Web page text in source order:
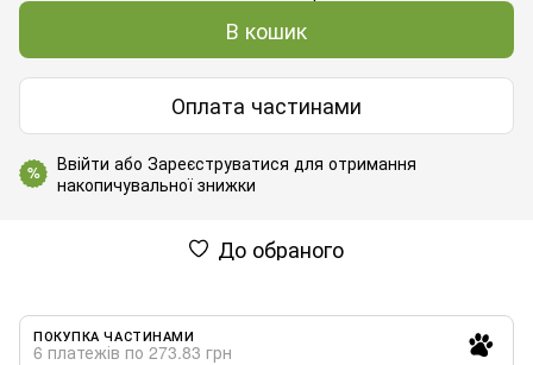
В кошик
Оплата частинами
% Ввійти або Зареєструватися для отримання
накопичувальної знижки
До обраного
ПОКУПКА ЧАСТИНАМИ
6 платежів по 273.83 грн